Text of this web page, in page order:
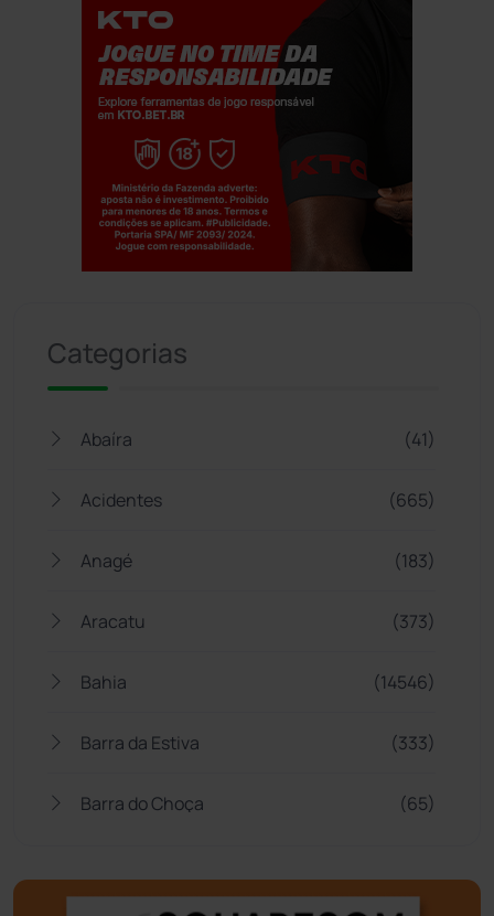
Categorias
Abaíra (41)
Acidentes (665)
Anagé (183)
Aracatu (373)
Bahia (14546)
Barra da Estiva (333)
Barra do Choça (65)